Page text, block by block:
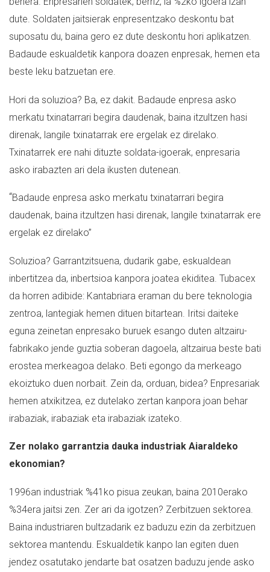
dute. Soldaten jaitsierak enpresentzako deskontu bat
suposatu du, baina gero ez dute deskontu hori aplikatzen.
Badaude eskualdetik kanpora doazen enpresak, hemen eta
beste leku batzuetan ere.
Hori da soluzioa? Ba, ez dakit. Badaude enpresa asko
merkatu txinatarrari begira daudenak, baina itzultzen hasi
direnak, langile txinatarrak ere ergelak ez direlako.
Txinatarrek ere nahi dituzte soldata-igoerak, enpresaria
asko irabazten ari dela ikusten dutenean.
“Badaude enpresa asko merkatu txinatarrari begira
daudenak, baina itzultzen hasi direnak, langile txinatarrak ere
ergelak ez direlako”
Soluzioa? Garrantzitsuena, dudarik gabe, eskualdean
inbertitzea da, inbertsioa kanpora joatea ekiditea. Tubacex
da horren adibide: Kantabriara eraman du bere teknologia
zentroa, lantegiak hemen dituen bitartean. Iritsi daiteke
eguna zeinetan enpresako buruek esango duten altzairu-
fabrikako jende guztia soberan dagoela, altzairua beste bati
erostea merkeagoa delako. Beti egongo da merkeago
ekoiztuko duen norbait. Zein da, orduan, bidea? Enpresariak
hemen atxikitzea, ez dutelako zertan kanpora joan behar
irabaziak, irabaziak eta irabaziak izateko.
Zer nolako garrantzia dauka industriak Aiaraldeko
ekonomian?
1996an industriak %41ko pisua zeukan, baina 2010erako
%34era jaitsi zen. Zer ari da igotzen? Zerbitzuen sektorea.
Baina industriaren bultzadarik ez baduzu ezin da zerbitzuen
sektorea mantendu. Eskualdetik kanpo lan egiten duen
jendez osatutako jendarte bat osatzen baduzu jende asko